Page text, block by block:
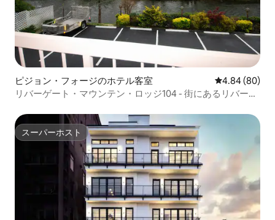
ピジョン・フォージのホテル客室 レビュー80件
4.84 (80)
リバーゲート・マウンテン・ロッジ104 - 街にあるリバーバ
スーパーホスト
スーパーホスト